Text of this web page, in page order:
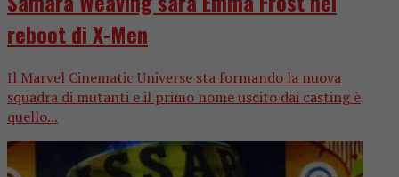
reboot di X-Men
Il Marvel Cinematic Universe sta formando la nuova
squadra di mutanti e il primo nome uscito dai casting è
quello...